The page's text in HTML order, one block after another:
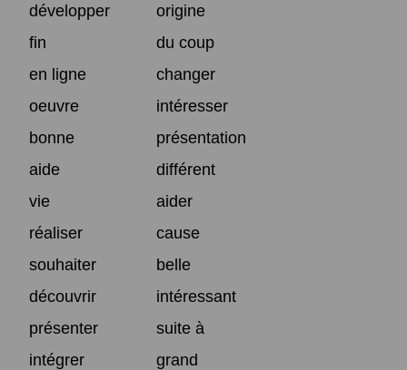
développer
origine
fin
du coup
en ligne
changer
oeuvre
intéresser
bonne
présentation
aide
différent
vie
aider
réaliser
cause
souhaiter
belle
découvrir
intéressant
présenter
suite à
intégrer
grand